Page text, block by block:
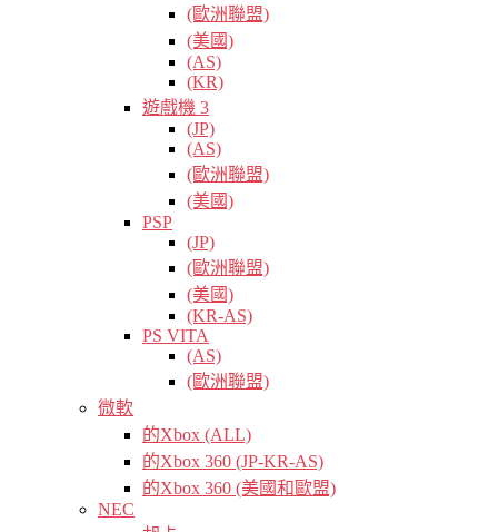
(歐洲聯盟)
(美國)
(AS)
(KR)
遊戲機 3
(JP)
(AS)
(歐洲聯盟)
(美國)
PSP
(JP)
(歐洲聯盟)
(美國)
(KR-AS)
PS VITA
(AS)
(歐洲聯盟)
微軟
的Xbox (ALL)
的Xbox 360 (JP-KR-AS)
的Xbox 360 (美國和歐盟)
NEC